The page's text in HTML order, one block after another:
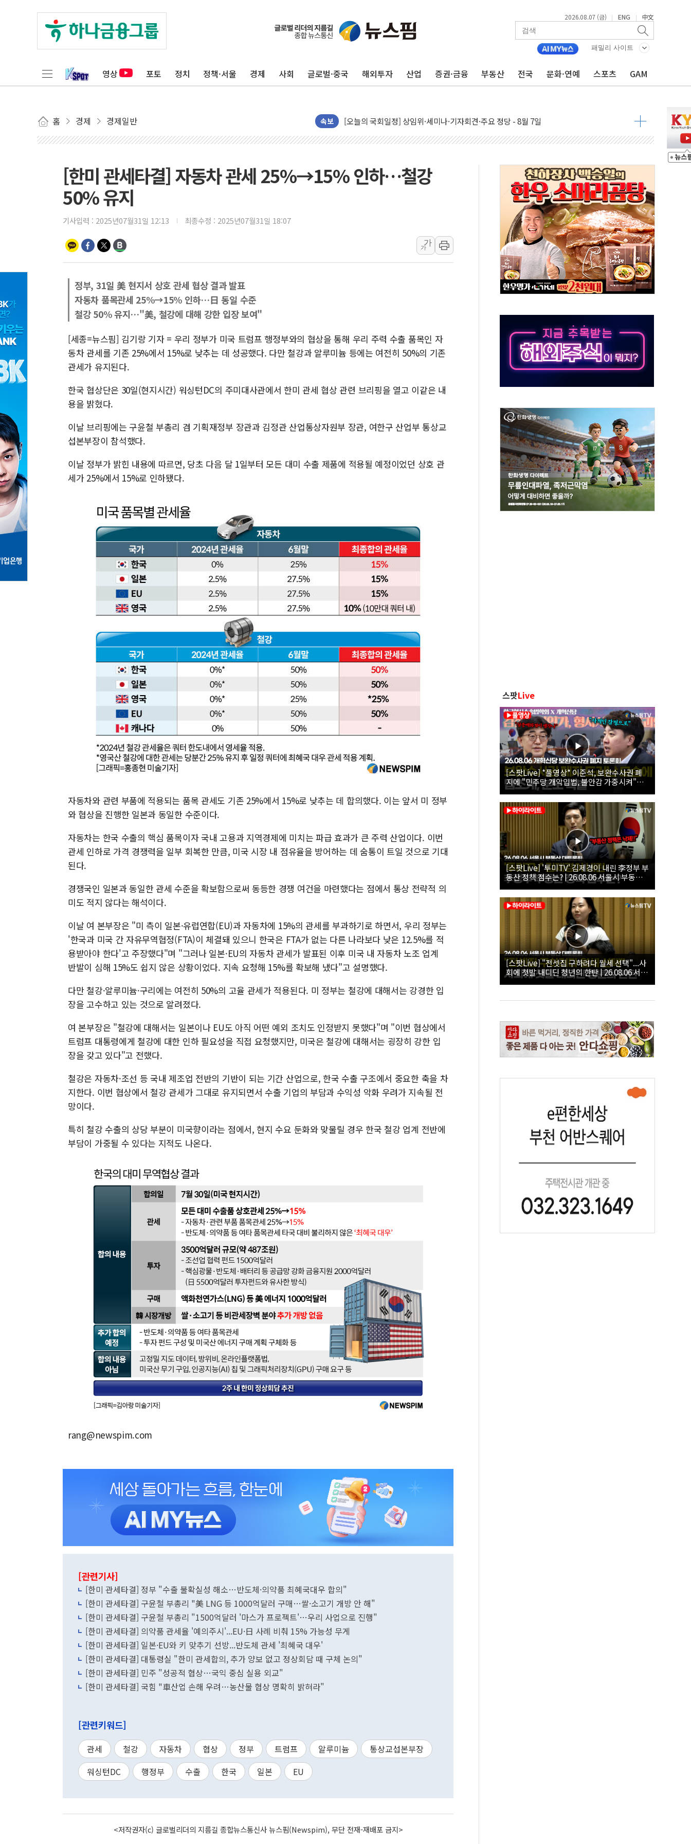
2026.08.07 (금) | ENG | 中文
패밀리 사이트
영상 포토 정치 정책·서울 경제 사회 글로벌·중국 해외투자 산업 증권·금융 부동산 전국 문화·연예 스포츠 GAM
홈 경제 경제일반 속보
뉴욕증시, 유가·금리 부담에 하락…다우 5거래일 랠리 '마침표'
이란, 오만과 호르무즈 해협 재개방 합의 막바지.."美와 직접 협상 없어"
[민주 당권주자 일정] 송영길·정청래·김민석 후보 - 8월 7일
李대통령, 오늘 부동산 정책 점검 2차 회의…주택 공급 대책 막바지 조율할 듯
이란, 美·이스라엘 선박 호르무즈 통항 제한 추진…美 "통행 막을 권한 없어"
유럽증시, 견조한 실적 소화하며 대부분 상승… "2분기 기업 순이익 21% 증가" 전망
구광모, 내주 실리콘밸리서 젠슨 황 재회…로봇·AI 데이터센터·모빌리티 구체화
뉴욕증시 개장 전 특징주...모더나·아이온큐·도어대시↑ VS 샌디스크·피그마·앱러빈↓
김정관 장관 "영업이익 N% 성과급 반대…상법·자본시장법 개정 논의"
뉴욕증시 프리뷰, 미 주가선물 AI주 차익실현 속 혼조세...웨스턴디지털·샌디스크↓
청와대, 북한 단거리 탄도미사일 발사에 긴급 안보 점검회의
금값 7주 만에 최고…美 고용 둔화·호르무즈 재개방 기대에 강세
[인도증시] 중동 긴장 완화에 실적 호조까지, 상승...호실적 보고 기업 상승세 뚜렷
러, 1인칭시점 드론으로 우크라 민간인 '사파리' 공격… 시민들 공포감 극대화 전략
'월가의 황제' 다이먼 "금융시장 레버리지 위험수위…숨은 차입이 더 큰 변수"
양주 섬유염색공장서 화재 1명 중상…대응 1단계 진압 중
[한미 관세타결] 자동차 관세 25%→15% 인하…철강
50% 유지
기사입력 : 2025년07월31일 12:13 최종수정 : 2025년07월31일 18:07
가
가
정부, 31일 美 현지서 상호 관세 협상 결과 발표
자동차 품목관세 25%→15% 인하…日 동일 수준
철강 50% 유지…"美, 철강에 대해 강한 입장 보여"
[세종=뉴스핌] 김기랑 기자 = 우리 정부가 미국 트럼프 행정부와의 협상을 통해 우리 주력 수출 품목인 자
동차 관세를 기존 25%에서 15%로 낮추는 데 성공했다. 다만 철강과 알루미늄 등에는 여전히 50%의 기존
관세가 유지된다.
한국 협상단은 30일(현지시간) 워싱턴DC의 주미대사관에서 한미 관세 협상 관련 브리핑을 열고 이같은 내
용을 밝혔다.
이날 브리핑에는 구윤철 부총리 겸 기획재정부 장관과 김정관 산업통상자원부 장관, 여한구 산업부 통상교
섭본부장이 참석했다.
이날 정부가 밝힌 내용에 따르면, 당초 다음 달 1일부터 모든 대미 수출 제품에 적용될 예정이었던 상호 관
세가 25%에서 15%로 인하됐다.
자동차와 관련 부품에 적용되는 품목 관세도 기존 25%에서 15%로 낮추는 데 합의했다. 이는 앞서 미 정부
와 협상을 진행한 일본과 동일한 수준이다.
자동차는 한국 수출의 핵심 품목이자 국내 고용과 지역경제에 미치는 파급 효과가 큰 주력 산업이다. 이번
관세 인하로 가격 경쟁력을 일부 회복한 만큼, 미국 시장 내 점유율을 방어하는 데 숨통이 트일 것으로 기대
된다.
경쟁국인 일본과 동일한 관세 수준을 확보함으로써 동등한 경쟁 여건을 마련했다는 점에서 통상 전략적 의
미도 적지 않다는 해석이다.
이날 여 본부장은 "미 측이 일본·유럽연합(EU)과 자동차에 15%의 관세를 부과하기로 하면서, 우리 정부는
'한국과 미국 간 자유무역협정(FTA)이 체결돼 있으니 한국은 FTA가 없는 다른 나라보다 낮은 12.5%를 적
용받아야 한다'고 주장했다"며 "그러나 일본·EU의 자동차 관세가 발표된 이후 미국 내 자동차 노조 업계
반발이 심해 15%도 쉽지 않은 상황이었다. 지속 요청해 15%를 확보해 냈다"고 설명했다.
다만 철강·알루미늄·구리에는 여전히 50%의 고율 관세가 적용된다. 미 정부는 철강에 대해서는 강경한 입
장을 고수하고 있는 것으로 알려졌다.
여 본부장은 "철강에 대해서는 일본이나 EU도 아직 어떤 예외 조치도 인정받지 못했다"며 "이번 협상에서
트럼프 대통령에게 철강에 대한 인하 필요성을 직접 요청했지만, 미국은 철강에 대해서는 굉장히 강한 입
장을 갖고 있다"고 전했다.
철강은 자동차·조선 등 국내 제조업 전반의 기반이 되는 기간 산업으로, 한국 수출 구조에서 중요한 축을 차
지한다. 이번 협상에서 철강 관세가 그대로 유지되면서 수출 기업의 부담과 수익성 악화 우려가 지속될 전
망이다.
특히 철강 수출의 상당 부분이 미국향이라는 점에서, 현지 수요 둔화와 맞물릴 경우 한국 철강 업계 전반에
부담이 가중될 수 있다는 지적도 나온다.
rang@newspim.com
[관련기사]
[한미 관세타결] 정부 "수출 불확실성 해소…반도체·의약품 최혜국대우 합의"
[한미 관세타결] 구윤철 부총리 "美 LNG 등 1000억달러 구매…쌀·소고기 개방 안 해"
[한미 관세타결] 구윤철 부총리 "1500억달러 '마스가 프로젝트'…우리 사업으로 진행"
[한미 관세타결] 의약품 관세율 '예의주시'...EU·日 사례 비춰 15% 가능성 무게
[한미 관세타결] 일본·EU와 키 맞추기 선방...반도체 관세 '최혜국 대우'
[한미 관세타결] 대통령실 "한미 관세합의, 추가 양보 없고 정상회담 때 구체 논의"
[한미 관세타결] 민주 "성공적 협상…국익 중심 실용 외교"
[한미 관세타결] 국힘 "車산업 손해 우려…농산물 협상 명확히 밝혀라"
[관련키워드]
관세 철강 자동차 협상 정부 트럼프 알루미늄
통상교섭본부장
워싱턴DC
행정부 수출 한국 일본 EU
<저작권자(c) 글로벌리더의 지름길 종합뉴스통신사 뉴스핌(Newspim), 무단 전재-재배포 금지>
스팟Live
[스팟Live] *풀영상* 이준석, 보완수사권 폐
지에 "민주당 개악입법, 불안감 가중시켜"｜
26.08.06 개혁신당 보완수사권 폐지 토론회
[스팟Live] '투미TV' 김제경이 내린 李정부 부
동산 정책 점수는? | 26.08.06 서울시 부동산
대토론회
[스팟Live] "전셋집 구하려다 월세 선택"...사
회에 첫발 내디딘 청년의 한탄 | 26.08.06 서울
시 부동산 대토론회